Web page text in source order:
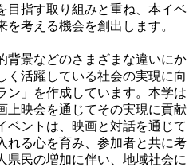
目指す取り組みと重ね、本イベ
考える機会を創出します。
景などのさまざまな違いにか
く活躍している社会の実現に向
ン」を作成しています。本学は
上映会を通じてその実現に貢献
ベントは、映画と対話を通じて
れる心を育み、参加者と共に考
県民の増加に伴い、地域社会に